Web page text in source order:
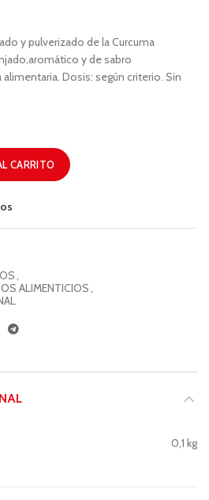
y pulverizado de la Curcuma
y de sabro
Dosis: según criterio. Sin
CARRITO
,
ALIMENTICIOS,
0,1 kg